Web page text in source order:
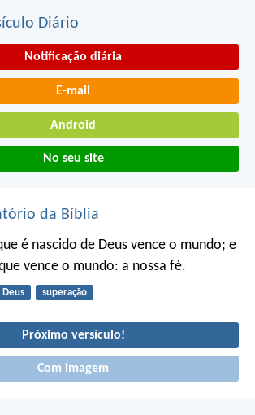
Diário
Notificação diária
E-mail
Android
No seu site
da Bíblia
é nascido de Deus vence o mundo; e
vence o mundo: a nossa fé.
Deus superação
Próximo versículo!
Com imagem